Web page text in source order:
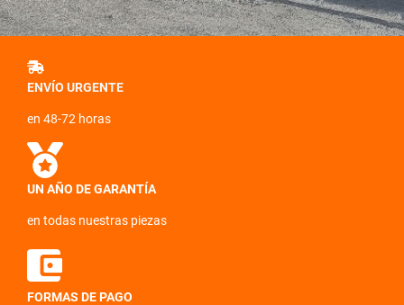
ENVÍO URGENTE
en 48-72 horas
UN AÑO DE GARANTÍA
en todas nuestras piezas
FORMAS DE PAGO